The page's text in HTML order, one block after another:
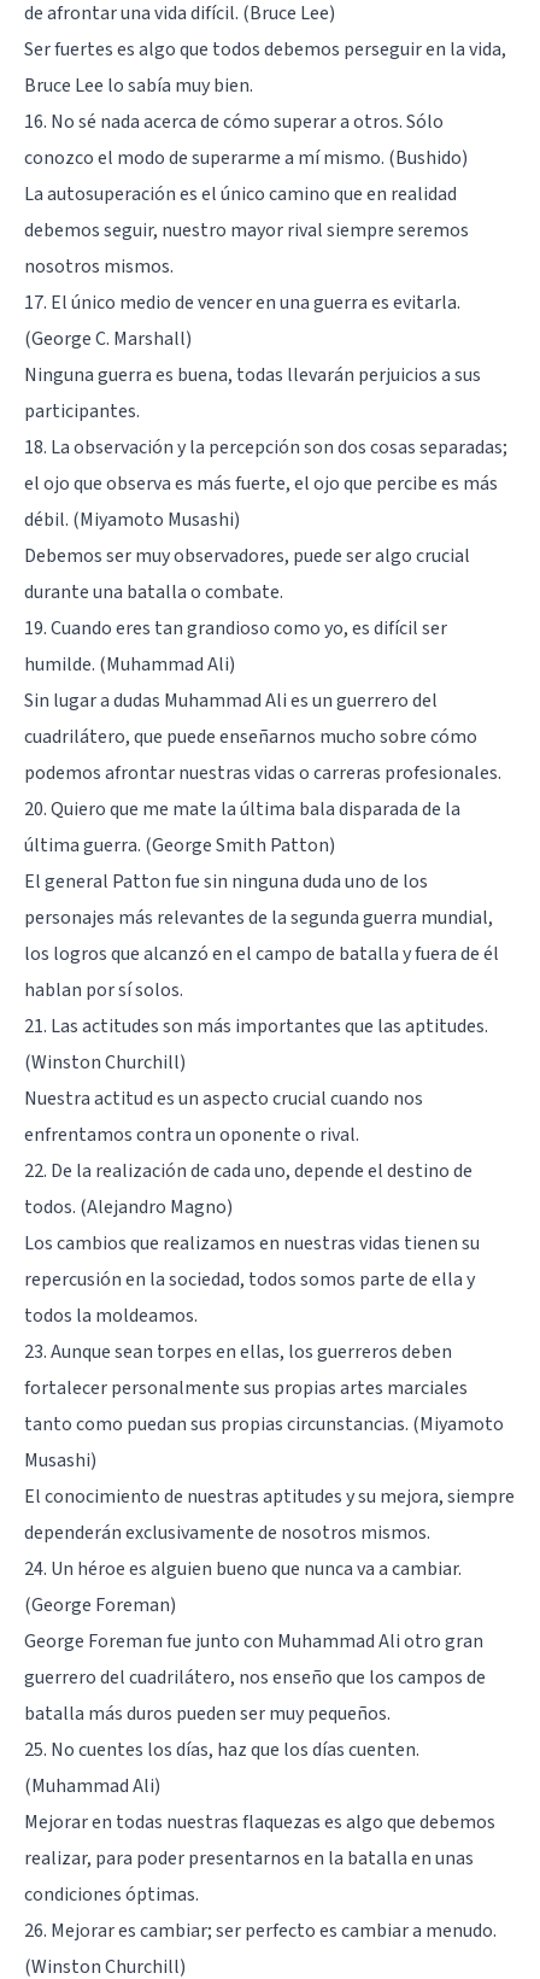
de afrontar una vida difícil. (Bruce Lee)
Ser fuertes es algo que todos debemos perseguir en la vida,
Bruce Lee lo sabía muy bien.
16. No sé nada acerca de cómo superar a otros. Sólo
conozco el modo de superarme a mí mismo. (Bushido)
La autosuperación es el único camino que en realidad
debemos seguir, nuestro mayor rival siempre seremos
nosotros mismos.
17. El único medio de vencer en una guerra es evitarla.
(George C. Marshall)
Ninguna guerra es buena, todas llevarán perjuicios a sus
participantes.
18. La observación y la percepción son dos cosas separadas;
el ojo que observa es más fuerte, el ojo que percibe es más
débil. (Miyamoto Musashi)
Debemos ser muy observadores, puede ser algo crucial
durante una batalla o combate.
19. Cuando eres tan grandioso como yo, es difícil ser
humilde. (Muhammad Ali)
Sin lugar a dudas Muhammad Ali es un guerrero del
cuadrilátero, que puede enseñarnos mucho sobre cómo
podemos afrontar nuestras vidas o carreras profesionales.
20. Quiero que me mate la última bala disparada de la
última guerra. (George Smith Patton)
El general Patton fue sin ninguna duda uno de los
personajes más relevantes de la segunda guerra mundial,
los logros que alcanzó en el campo de batalla y fuera de él
hablan por sí solos.
21. Las actitudes son más importantes que las aptitudes.
(Winston Churchill)
Nuestra actitud es un aspecto crucial cuando nos
enfrentamos contra un oponente o rival.
22. De la realización de cada uno, depende el destino de
todos. (Alejandro Magno)
Los cambios que realizamos en nuestras vidas tienen su
repercusión en la sociedad, todos somos parte de ella y
todos la moldeamos.
23. Aunque sean torpes en ellas, los guerreros deben
fortalecer personalmente sus propias artes marciales
tanto como puedan sus propias circunstancias. (Miyamoto
Musashi)
El conocimiento de nuestras aptitudes y su mejora, siempre
dependerán exclusivamente de nosotros mismos.
24. Un héroe es alguien bueno que nunca va a cambiar.
(George Foreman)
George Foreman fue junto con Muhammad Ali otro gran
guerrero del cuadrilátero, nos enseño que los campos de
batalla más duros pueden ser muy pequeños.
25. No cuentes los días, haz que los días cuenten.
(Muhammad Ali)
Mejorar en todas nuestras flaquezas es algo que debemos
realizar, para poder presentarnos en la batalla en unas
condiciones óptimas.
26. Mejorar es cambiar; ser perfecto es cambiar a menudo.
(Winston Churchill)